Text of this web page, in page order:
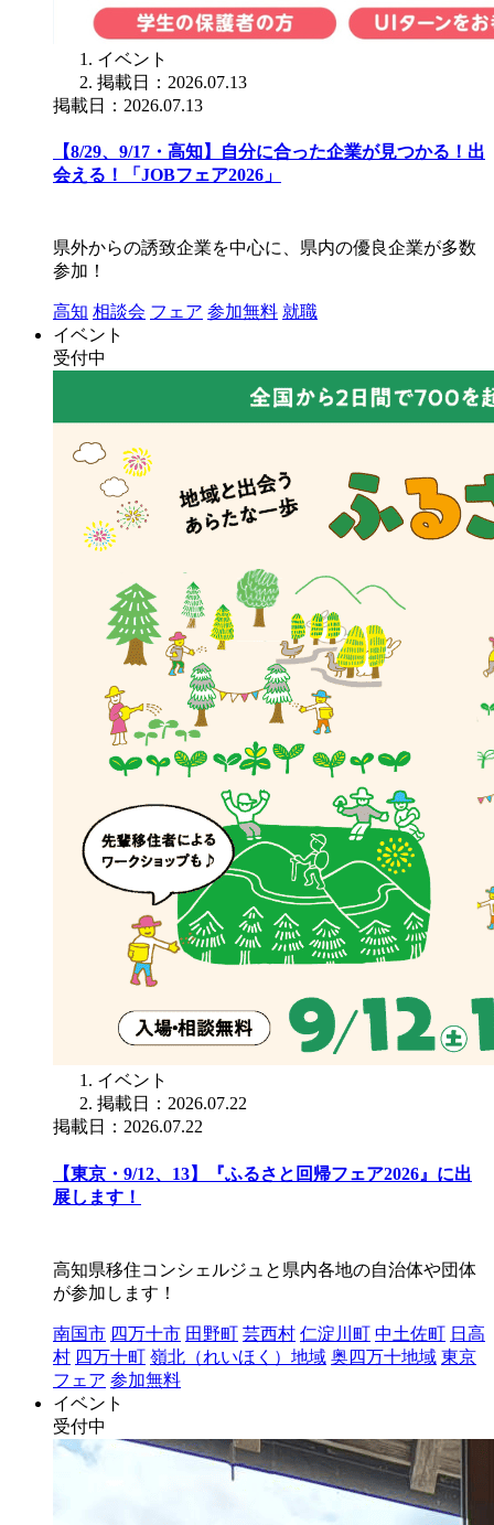
イベント
掲載日：2026.07.13
掲載日：2026.07.13
【8/29、9/17・高知】自分に合った企業が見つかる！出
会える！「JOBフェア2026」
県外からの誘致企業を中心に、県内の優良企業が多数
参加！
高知 相談会 フェア 参加無料 就職
イベント
受付中
イベント
掲載日：2026.07.22
掲載日：2026.07.22
【東京・9/12、13】『ふるさと回帰フェア2026』に出
展します！
高知県移住コンシェルジュと県内各地の自治体や団体
が参加します！
南国市 四万十市 田野町 芸西村 仁淀川町 中土佐町 日高
村 四万十町 嶺北（れいほく）地域 奥四万十地域 東京
フェア 参加無料
イベント
受付中